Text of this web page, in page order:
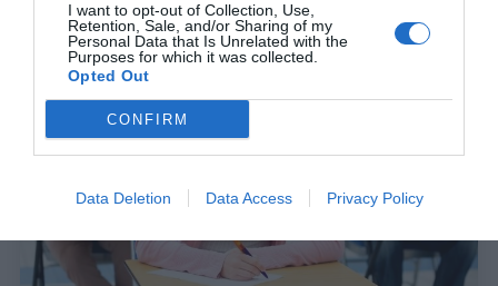
I want to opt-out of Collection, Use,
Retention, Sale, and/or Sharing of my
Personal Data that Is Unrelated with the
Purposes for which it was collected.
Opted Out
CONFIRM
Data Deletion Data Access Privacy Policy
Menshouse Team